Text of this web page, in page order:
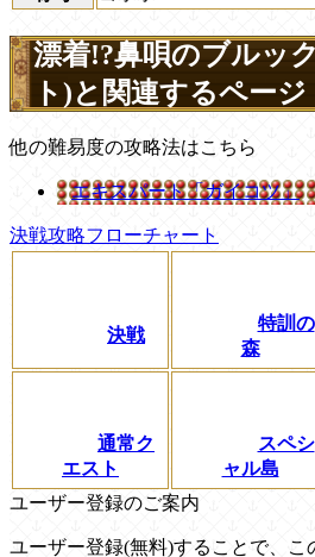
漂着!?鼻唄のブルッ
ト)と関連するページ
他の難易度の攻略法はこちら
エキスパート「ガイコツ」
決戦攻略フローチャート
決戦
特訓の
森
通常ク
エスト
スペシ
ャル島
ユーザー登録のご案内
ユーザー登録(無料)することで、こ